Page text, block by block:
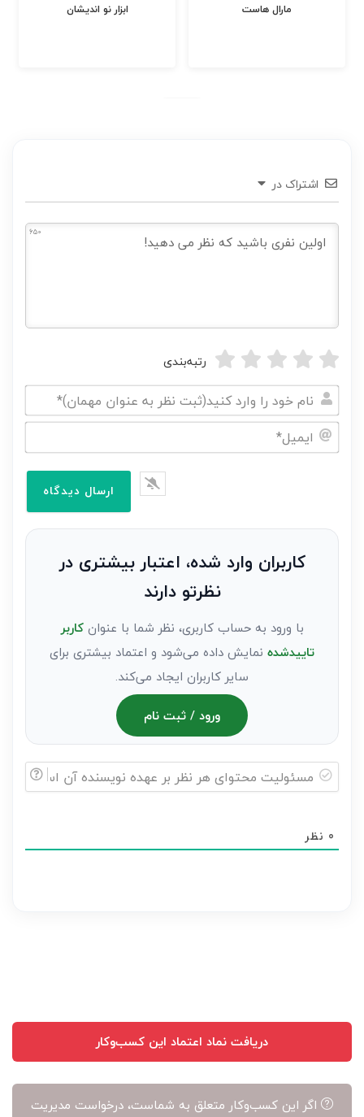
ابزار نو اندیشان مارال هاست
اشتراک در
650
رتبه‌بندی
نام
خود
نظر
کاربران وارد شده، اعتبار بیشتری در
نظرتو دارند
با ورود به حساب کاربری، نظر شما با عنوانکاربر
تاییدشده نمایش داده می‌شود و اعتماد بیشتری برای
سایر کاربران ایجاد می‌کند.
ورود / ثبت نام
هر
0 نظر
دریافت نماد اعتماد این کسب‌وکار
اگر این کسب‌وکار متعلق به شماست، درخواست مدیریت